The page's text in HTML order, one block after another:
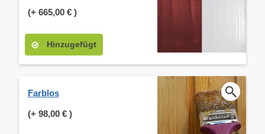
(+ 665,00 € )
Hinzugefügt
Farblos
(+ 98,00 € )